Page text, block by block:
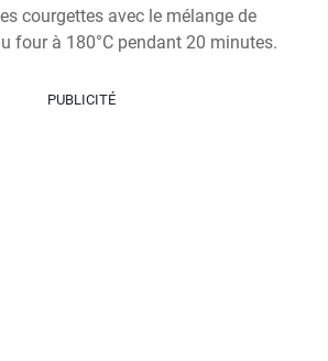
courgettes avec le mélange de
four à 180°C pendant 20 minutes.
PUBLICITÉ